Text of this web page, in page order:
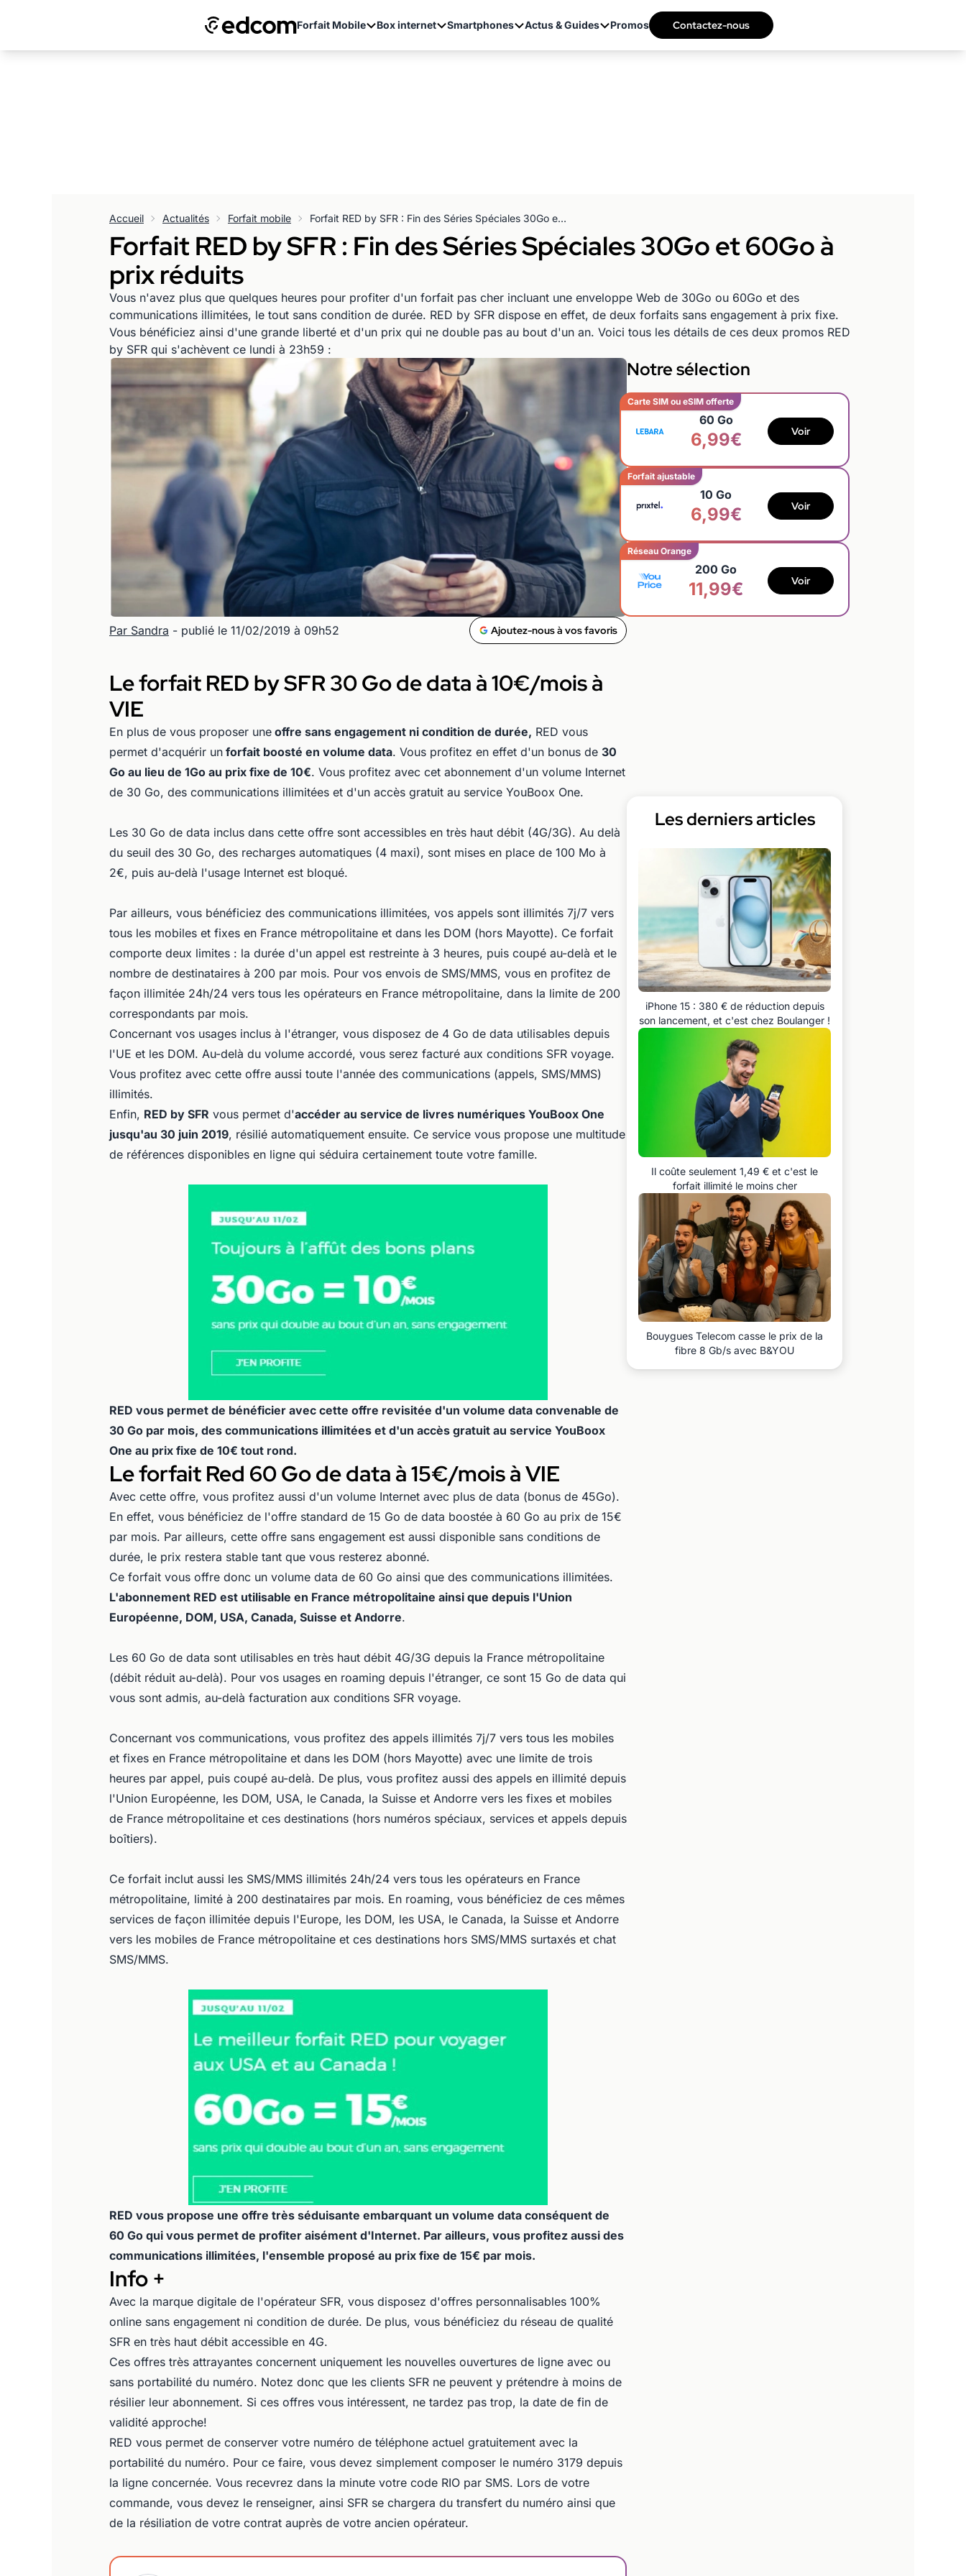
Forfait Mobile Box internet Smartphones Actus & Guides Promos Contactez-nous
Accueil Actualités Forfait mobile Forfait RED by SFR : Fin des Séries Spéciales 30Go et 60Go à prix réduits
Forfait RED by SFR : Fin des Séries Spéciales 30Go et 60Go à
prix réduits
Vous n'avez plus que quelques heures pour profiter d'un forfait pas cher incluant une enveloppe Web de 30Go ou 60Go et des
communications illimitées, le tout sans condition de durée. RED by SFR dispose en effet, de deux forfaits sans engagement à prix fixe.
Vous bénéficiez ainsi d'une grande liberté et d'un prix qui ne double pas au bout d'un an. Voici tous les détails de ces deux promos RED
by SFR qui s'achèvent ce lundi à 23h59 :
Par Sandra - publié le 11/02/2019 à 09h52 Ajoutez-nous à vos favoris
Le forfait RED by SFR 30 Go de data à 10€/mois à
VIE
En plus de vous proposer une offre sans engagement ni condition de durée, RED vous
permet d'acquérir un forfait boosté en volume data. Vous profitez en effet d'un bonus de 30
Go au lieu de 1Go au prix fixe de 10€. Vous profitez avec cet abonnement d'un volume Internet
de 30 Go, des communications illimitées et d'un accès gratuit au service YouBoox One.
Les 30 Go de data inclus dans cette offre sont accessibles en très haut débit (4G/3G). Au delà
du seuil des 30 Go, des recharges automatiques (4 maxi), sont mises en place de 100 Mo à
2€, puis au-delà l'usage Internet est bloqué.
Par ailleurs, vous bénéficiez des communications illimitées, vos appels sont illimités 7j/7 vers
tous les mobiles et fixes en France métropolitaine et dans les DOM (hors Mayotte). Ce forfait
comporte deux limites : la durée d'un appel est restreinte à 3 heures, puis coupé au-delà et le
nombre de destinataires à 200 par mois. Pour vos envois de SMS/MMS, vous en profitez de
façon illimitée 24h/24 vers tous les opérateurs en France métropolitaine, dans la limite de 200
correspondants par mois.
Concernant vos usages inclus à l'étranger, vous disposez de 4 Go de data utilisables depuis
l'UE et les DOM. Au-delà du volume accordé, vous serez facturé aux conditions SFR voyage.
Vous profitez avec cette offre aussi toute l'année des communications (appels, SMS/MMS)
illimités.
Enfin, RED by SFR vous permet d'accéder au service de livres numériques YouBoox One
jusqu'au 30 juin 2019, résilié automatiquement ensuite. Ce service vous propose une multitude
de références disponibles en ligne qui séduira certainement toute votre famille.
RED vous permet de bénéficier avec cette offre revisitée d'un volume data convenable de
30 Go par mois, des communications illimitées et d'un accès gratuit au service YouBoox
One au prix fixe de 10€ tout rond.
Le forfait Red 60 Go de data à 15€/mois à VIE
Avec cette offre, vous profitez aussi d'un volume Internet avec plus de data (bonus de 45Go).
En effet, vous bénéficiez de l'offre standard de 15 Go de data boostée à 60 Go au prix de 15€
par mois. Par ailleurs, cette offre sans engagement est aussi disponible sans conditions de
durée, le prix restera stable tant que vous resterez abonné.
Ce forfait vous offre donc un volume data de 60 Go ainsi que des communications illimitées.
L'abonnement RED est utilisable en France métropolitaine ainsi que depuis l'Union
Européenne, DOM, USA, Canada, Suisse et Andorre.
Les 60 Go de data sont utilisables en très haut débit 4G/3G depuis la France métropolitaine
(débit réduit au-delà). Pour vos usages en roaming depuis l'étranger, ce sont 15 Go de data qui
vous sont admis, au-delà facturation aux conditions SFR voyage.
Concernant vos communications, vous profitez des appels illimités 7j/7 vers tous les mobiles
et fixes en France métropolitaine et dans les DOM (hors Mayotte) avec une limite de trois
heures par appel, puis coupé au-delà. De plus, vous profitez aussi des appels en illimité depuis
l'Union Européenne, les DOM, USA, le Canada, la Suisse et Andorre vers les fixes et mobiles
de France métropolitaine et ces destinations (hors numéros spéciaux, services et appels depuis
boîtiers).
Ce forfait inclut aussi les SMS/MMS illimités 24h/24 vers tous les opérateurs en France
métropolitaine, limité à 200 destinataires par mois. En roaming, vous bénéficiez de ces mêmes
services de façon illimitée depuis l'Europe, les DOM, les USA, le Canada, la Suisse et Andorre
vers les mobiles de France métropolitaine et ces destinations hors SMS/MMS surtaxés et chat
SMS/MMS.
RED vous propose une offre très séduisante embarquant un volume data conséquent de
60 Go qui vous permet de profiter aisément d'Internet. Par ailleurs, vous profitez aussi des
communications illimitées, l'ensemble proposé au prix fixe de 15€ par mois.
Info +
Avec la marque digitale de l'opérateur SFR, vous disposez d'offres personnalisables 100%
online sans engagement ni condition de durée. De plus, vous bénéficiez du réseau de qualité
SFR en très haut débit accessible en 4G.
Ces offres très attrayantes concernent uniquement les nouvelles ouvertures de ligne avec ou
sans portabilité du numéro. Notez donc que les clients SFR ne peuvent y prétendre à moins de
résilier leur abonnement. Si ces offres vous intéressent, ne tardez pas trop, la date de fin de
validité approche!
RED vous permet de conserver votre numéro de téléphone actuel gratuitement avec la
portabilité du numéro. Pour ce faire, vous devez simplement composer le numéro 3179 depuis
la ligne concernée. Vous recevrez dans la minute votre code RIO par SMS. Lors de votre
commande, vous devez le renseigner, ainsi SFR se chargera du transfert du numéro ainsi que
de la résiliation de votre contrat auprès de votre ancien opérateur.
Notre sélection
Carte SIM ou eSIM offerte
60 Go
6,99€ Voir
Forfait ajustable
10 Go
6,99€ Voir
Réseau Orange
200 Go
11,99€ Voir
Les derniers articles
iPhone 15 : 380 € de réduction depuis
son lancement, et c'est chez Boulanger !
Il coûte seulement 1,49 € et c'est le
forfait illimité le moins cher
Bouygues Telecom casse le prix de la
fibre 8 Gb/s avec B&YOU